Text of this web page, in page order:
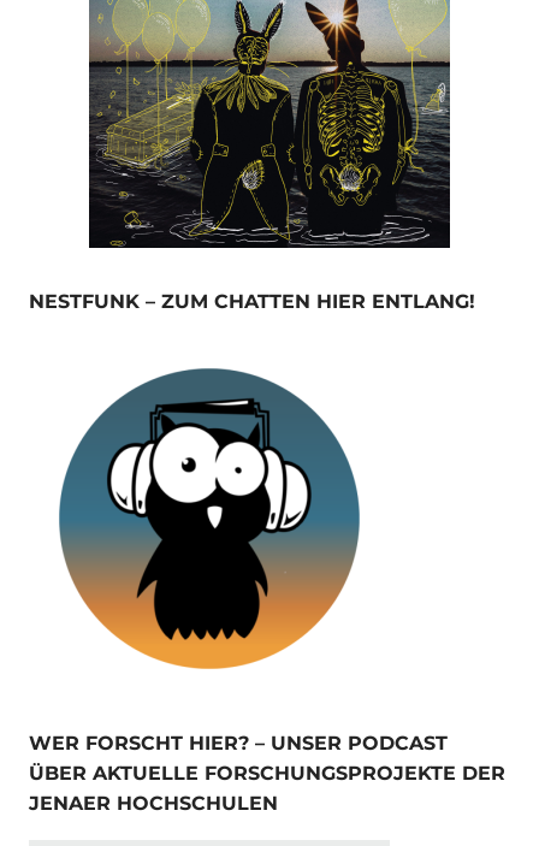
NESTFUNK – ZUM CHATTEN HIER ENTLANG!
WER FORSCHT HIER? – UNSER PODCAST
ÜBER AKTUELLE FORSCHUNGSPROJEKTE DER
JENAER HOCHSCHULEN